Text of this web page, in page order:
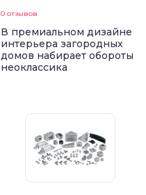
0 отзывов
В премиальном дизайне
интерьера загородных
домов набирает обороты
неоклассика